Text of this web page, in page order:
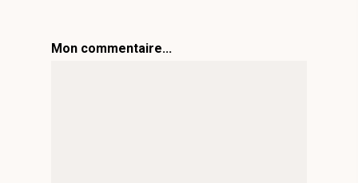
Mon commentaire...